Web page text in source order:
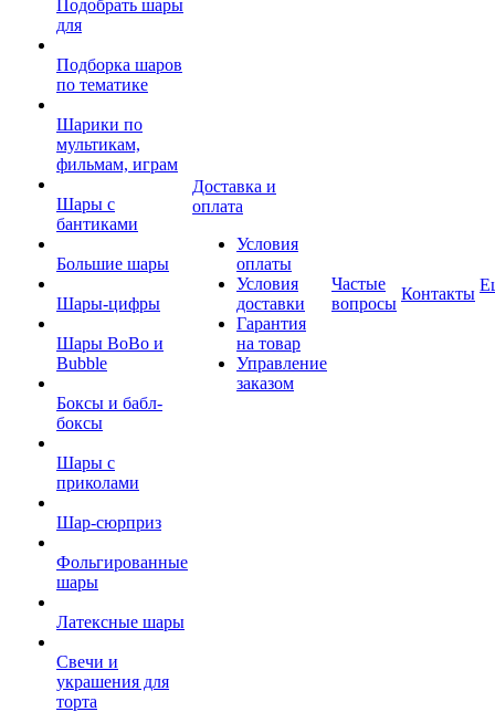
Подобрать шары
для
Подборка шаров
по тематике
Шарики по
мультикам,
фильмам, играм
Шары с
бантиками
Большие шары
Шары-цифры
Шары BoBo и
Bubble
Боксы и бабл-
боксы
Шары с
приколами
Шар-сюрприз
Фольгированные
шары
Латексные шары
Свечи и
украшения для
торта
Доставка и
оплата
Условия
оплаты
Условия
доставки
Гарантия
на товар
Управление
заказом
Частые
вопросы
Контакты